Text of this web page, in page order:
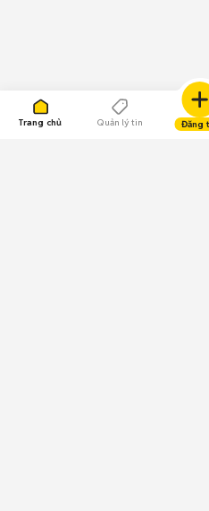
Trang chủ Quản lý tin Đăng